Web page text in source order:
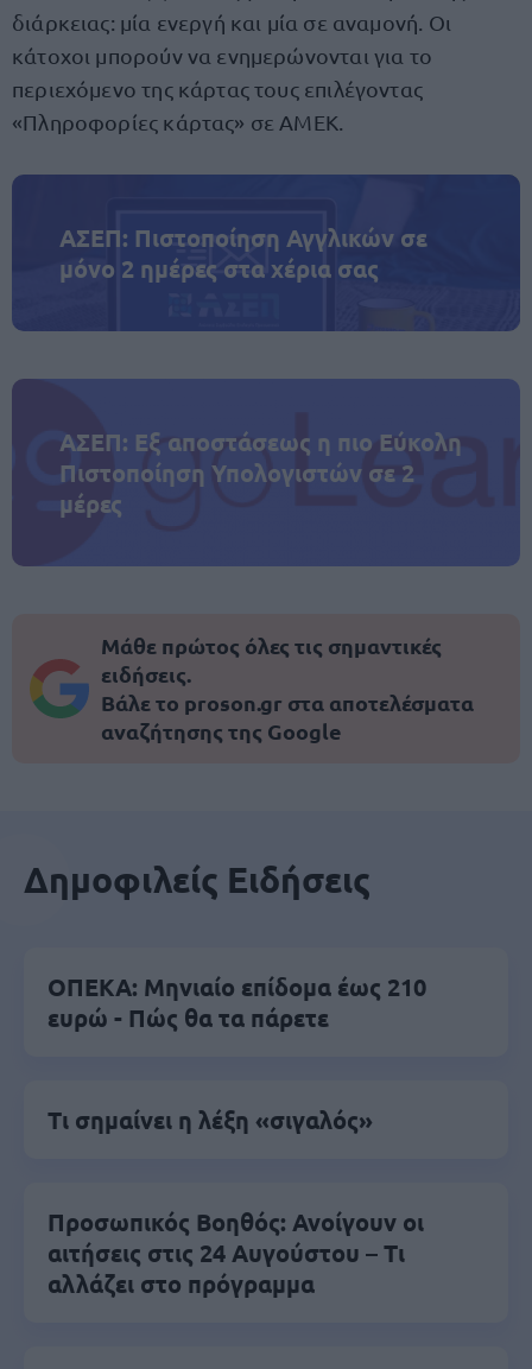
διάρκειας: μία ενεργή και μία σε αναμονή. Οι
κάτοχοι μπορούν να ενημερώνονται για το
περιεχόμενο της κάρτας τους επιλέγοντας
«Πληροφορίες κάρτας» σε ΑΜΕΚ.
ΑΣΕΠ: Πιστοποίηση Αγγλικών σε
μόνο 2 ημέρες στα χέρια σας
ΑΣΕΠ: Εξ αποστάσεως η πιο Εύκολη
Πιστοποίηση Υπολογιστών σε 2
μέρες
Μάθε πρώτος όλες τις σημαντικές
ειδήσεις.
Βάλε το proson.gr στα αποτελέσματα
αναζήτησης της Google
Δημοφιλείς Ειδήσεις
ΟΠΕΚΑ: Μηνιαίο επίδομα έως 210
ευρώ - Πώς θα τα πάρετε
Τι σημαίνει η λέξη «σιγαλός»
Προσωπικός Βοηθός: Ανοίγουν οι
αιτήσεις στις 24 Αυγούστου – Τι
αλλάζει στο πρόγραμμα